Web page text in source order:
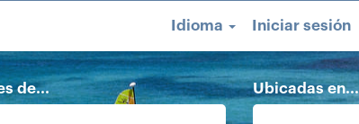
Idioma Iniciar sesión
de... Ubicadas en...